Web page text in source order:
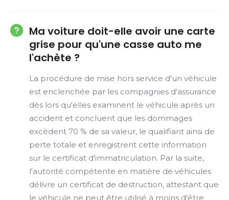
Ma voiture doit-elle avoir une carte
grise pour qu'une casse auto me
l'achète ?
La procédure de mise hors service d'un véhicule
est enclenchée par les compagnies d'assurance
dès lors qu'elles examinent le véhicule après un
accident et concluent que les dommages
excèdent 70 % de sa valeur, le qualifiant ainsi de
perte totale et enregistrent cette information
sur le certificat d'immatriculation. Par la suite,
l'autorité compétente en matière de véhicules
délivre un certificat de destruction, attestant que
le véhicule ne peut être utilisé à moins d'être